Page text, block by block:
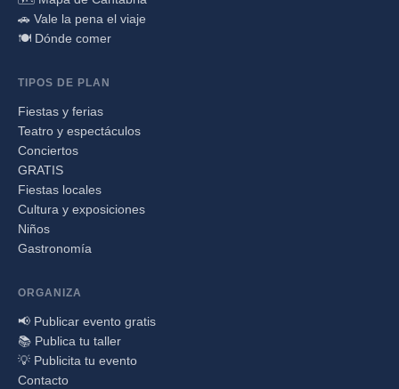
🚗 Vale la pena el viaje
🍽️ Dónde comer
TIPOS DE PLAN
Fiestas y ferias
Teatro y espectáculos
Conciertos
GRATIS
Fiestas locales
Cultura y exposiciones
Niños
Gastronomía
ORGANIZA
📢 Publicar evento gratis
📚 Publica tu taller
💡 Publicita tu evento
Contacto